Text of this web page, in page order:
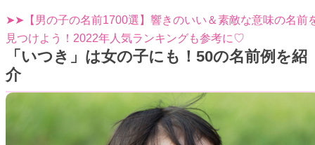
➤➤【男の子の名前1700選】響きのいい＆素敵な意味の名前
見つけよう！2022年人気ランキングも参考に♡
「いつき」は女の子にも！50の名前例を紹
介